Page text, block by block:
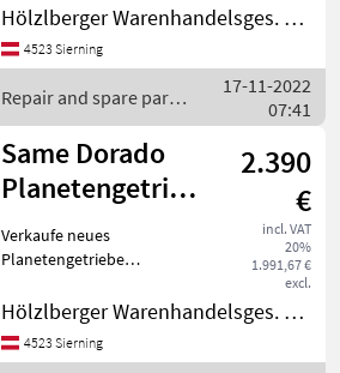
Planetenträger. Passend
für: Same Falcon,
Minitaurus, Solar
R683 Hürli
Hölzlberger Warenhandelsges. m. b. H.
4523 Sierning
Repair and spare parts
/ Same
17-11-2022
07:41
Same Dorado
Planetengetriebe
NEU
2.390
€
incl. VAT
20%
1.991,67 €
excl.
Verkaufe neues
Planetengetriebe
passend zu : Same Dorado,
Argon Lamborghini Sprint
und Crono, R2 Deutz
Hölzlberger Warenhandelsges. m. b. H.
4523 Sierning